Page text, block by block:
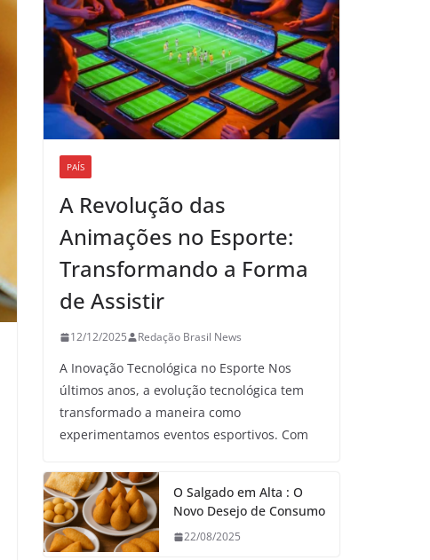
PAÍS
A Revolução das
Animações no Esporte:
Transformando a Forma
de Assistir
12/12/2025 Redação Brasil News
A Inovação Tecnológica no Esporte Nos
últimos anos, a evolução tecnológica tem
transformado a maneira como
experimentamos eventos esportivos. Com
O Salgado em Alta : O
Novo Desejo de Consumo
22/08/2025